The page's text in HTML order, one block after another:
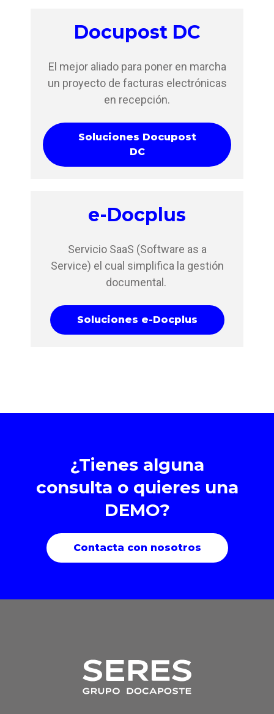
Docupost DC
El mejor aliado para poner en marcha
un proyecto de facturas electrónicas
en recepción.
Soluciones Docupost
DC
e-Docplus
Servicio SaaS (Software as a
Service) el cual simplifica la gestión
documental.
Soluciones e-Docplus
¿Tienes alguna
consulta o quieres una
DEMO?
Contacta con nosotros